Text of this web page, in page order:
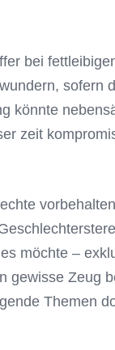
bei
könnte
zeit
möchte –
gewisse Zeug
Themen